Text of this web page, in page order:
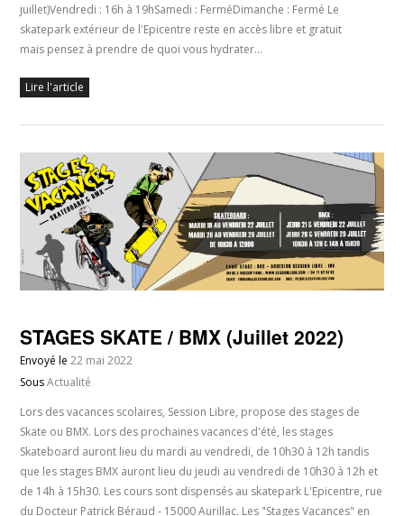
juillet)Vendredi : 16h à 19hSamedi : FerméDimanche : Fermé Le
skatepark extérieur de l'Epicentre reste en accès libre et gratuit
mais pensez à prendre de quoi vous hydrater…
Lire l'article
STAGES SKATE / BMX (Juillet 2022)
Envoyé le22 mai 2022
SousActualité
Lors des vacances scolaires, Session Libre, propose des stages de
Skate ou BMX. Lors des prochaines vacances d'été, les stages
Skateboard auront lieu du mardi au vendredi, de 10h30 à 12h tandis
que les stages BMX auront lieu du jeudi au vendredi de 10h30 à 12h et
de 14h à 15h30. Les cours sont dispensés au skatepark L'Epicentre, rue
du Docteur Patrick Béraud - 15000 Aurillac. Les "Stages Vacances" en